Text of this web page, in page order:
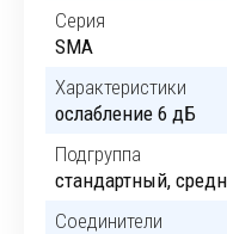
Серия
SMA
Характеристики
ослабление 6 дБ
Подгруппа
стандартный,
Соединители